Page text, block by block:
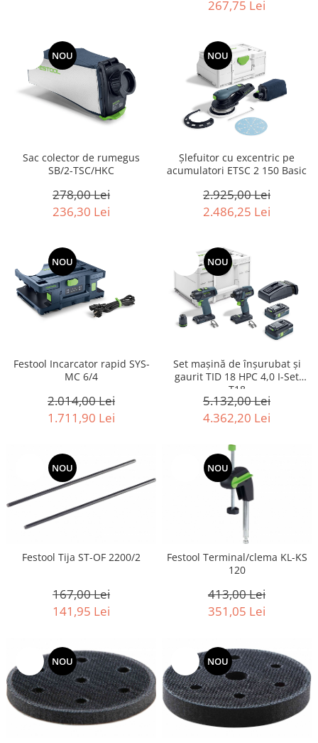
Accesorii pentru conectare
267,75 Lei
NOU
Sac colector de rumegus
SB/2-TSC/HKC
278,00 Lei
236,30 Lei
NOU
Şlefuitor cu excentric pe
acumulatori ETSC 2 150 Basic
2.925,00 Lei
2.486,25 Lei
NOU
Festool Incarcator rapid SYS-
MC 6/4
2.014,00 Lei
1.711,90 Lei
NOU
Set maşină de înşurubat şi
gaurit TID 18 HPC 4,0 I-Set
T18
5.132,00 Lei
4.362,20 Lei
NOU
Festool Tija ST-OF 2200/2
167,00 Lei
141,95 Lei
NOU
Festool Terminal/clema KL-KS
120
413,00 Lei
351,05 Lei
NOU NOU